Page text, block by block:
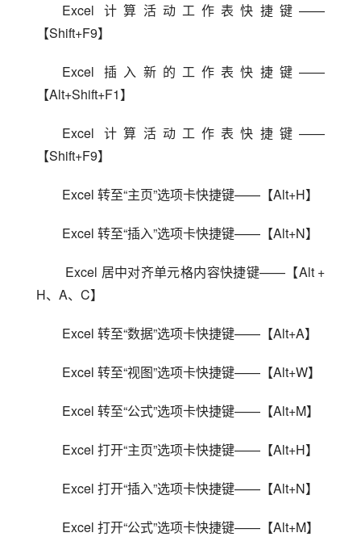
Excel 计算活动工作表快捷键——
【Shift+F9】
Excel 插入新的工作表快捷键——
【Alt+Shift+F1】
Excel 计算活动工作表快捷键——
【Shift+F9】
Excel 转至“主页”选项卡快捷键——【Alt+H】
Excel 转至“插入”选项卡快捷键——【Alt+N】
H、A、C】
Excel 转至“数据”选项卡快捷键——【Alt+A】
Excel 转至“视图”选项卡快捷键——【Alt+W】
Excel 转至“公式”选项卡快捷键——【Alt+M】
Excel 打开“主页”选项卡快捷键——【Alt+H】
Excel 打开“插入”选项卡快捷键——【Alt+N】
Excel 打开“公式”选项卡快捷键——【Alt+M】